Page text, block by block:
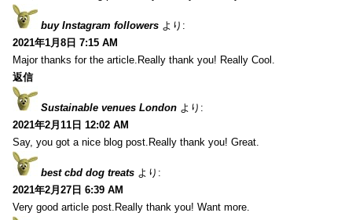
buy Instagram followers より:
2021年1月8日 7:15 AM
Major thanks for the article.Really thank you! Really Cool.
返信
Sustainable venues London より:
2021年2月11日 12:02 AM
Say, you got a nice blog post.Really thank you! Great.
best cbd dog treats より:
2021年2月27日 6:39 AM
Very good article post.Really thank you! Want more.